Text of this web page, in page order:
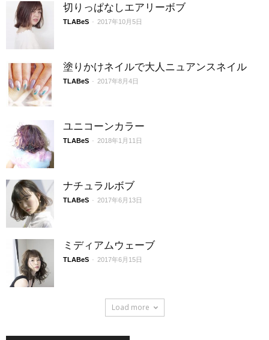
切りっぱなしエアリーボブ
TLABeS - 2017年10月5日
塗りかけネイルで大人ニュアンスネイル
TLABeS - 2017年8月4日
ユニコーンカラー
TLABeS - 2018年1月11日
ナチュラルボブ
TLABeS - 2017年6月13日
ミディアムウェーブ
TLABeS - 2017年6月15日
Load more